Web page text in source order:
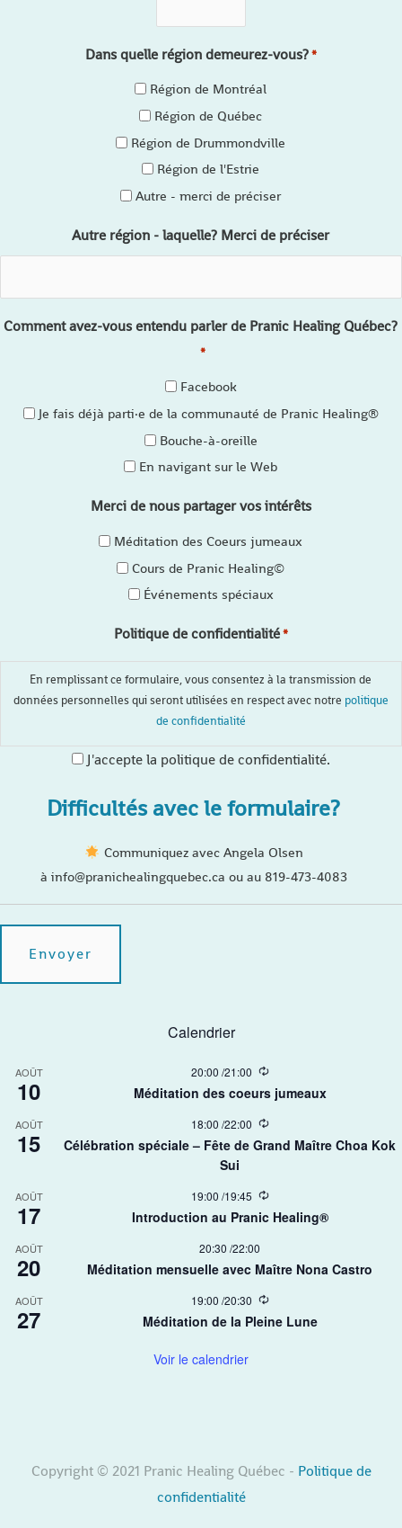
Dans quelle région demeurez-vous?*
Région de Montréal
Région de Québec
Région de Drummondville
Région de l'Estrie
Autre - merci de préciser
Autre région - laquelle? Merci de préciser
Comment avez-vous entendu parler de Pranic Healing Québec?
*
Facebook
Je fais déjà parti·e de la communauté de Pranic Healing®
Bouche-à-oreille
En navigant sur le Web
Merci de nous partager vos intérêts
Méditation des Coeurs jumeaux
Cours de Pranic Healing©
Événements spéciaux
Politique de confidentialité*
En remplissant ce formulaire, vous consentez à la transmission de
données personnelles qui seront utilisées en respect avec notre politique
de confidentialité
J'accepte la politique de confidentialité.
Difficultés avec le formulaire?
Communiquez avec Angela Olsen
à info@pranichealingquebec.ca ou au 819-473-4083
Calendrier
AOÛT
10
20:00 /21:00
R
c
r
r
Méditation des coeurs jumeaux
AOÛT
15
18:00 /22:00
R
c
r
n
Célébration spéciale – Fête de Grand Maître Choa Kok
Sui​
AOÛT
17
19:00 /19:45
R
e
c
r
n
Introduction au Pranic Healing®
AOÛT
20
20:30 /22:00
Méditation mensuelle avec Maître Nona Castro
AOÛT
27
19:00 /20:30
R
c
Méditation de la Pleine Lune
Voir le calendrier
Copyright © 2021 Pranic Healing Québec - Politique de
confidentialité